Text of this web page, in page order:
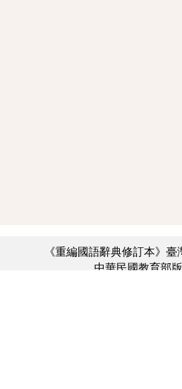
《重編國語辭典修訂本》
中華民國教育部